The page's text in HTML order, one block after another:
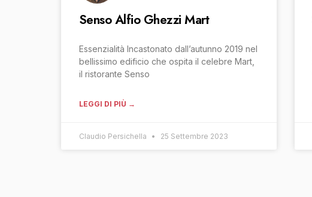
Senso Alfio Ghezzi Mart
Essenzialità Incastonato dall’autunno 2019 nel
bellissimo edificio che ospita il celebre Mart,
il ristorante Senso
LEGGI DI PIÙ →
Claudio Persichella 25 Settembre 2023